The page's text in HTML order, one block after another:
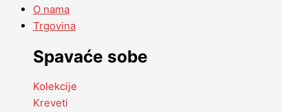
O nama
Trgovina
Spavaće sobe
Kolekcije
Kreveti